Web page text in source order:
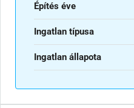
Építés éve
Ingatlan típusa
Ingatlan állapota